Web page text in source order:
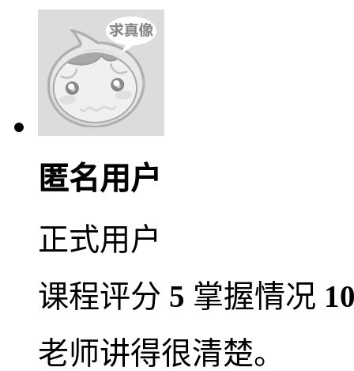
匿名用户
正式用户
课程评分 5 掌握情况
老师讲得很清楚。